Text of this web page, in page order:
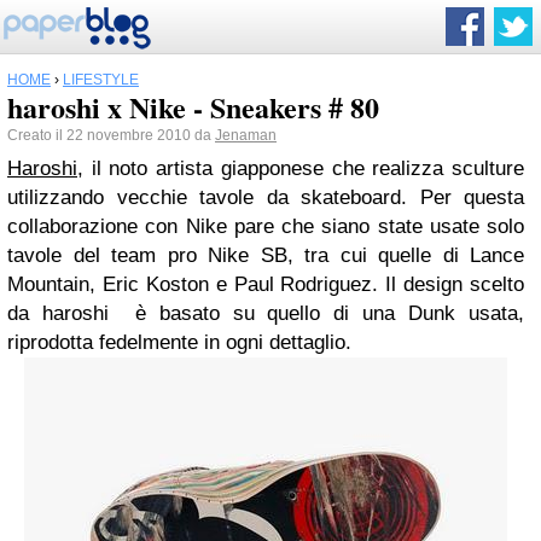
HOME › LIFESTYLE
haroshi x Nike - Sneakers # 80
Creato il 22 novembre 2010 da Jenaman
Haroshi, il noto artista giapponese che realizza sculture
utilizzando vecchie tavole da skateboard. Per questa
collaborazione con Nike pare che siano state usate solo
tavole del team pro Nike SB, tra cui quelle di Lance
Mountain, Eric Koston e Paul Rodriguez. Il design scelto
da haroshi è basato su quello di una Dunk usata,
riprodotta fedelmente in ogni dettaglio.